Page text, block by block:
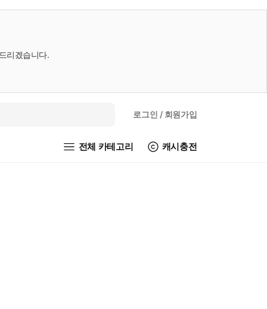
리겠습니다.
로그인 / 회원가입
전체 카테고리 캐시충전